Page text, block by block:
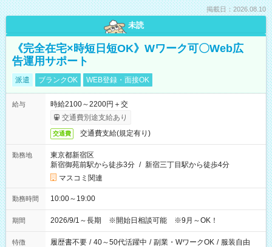
掲載日：2026.08.10
未読
《完全在宅×時短日短OK》Wワーク可〇Web広
告運用サポート
派遣 ブランクOK WEB登録・面接OK
給与
時給2100～2200円＋交
交通費別途支給あり
交通費 交通費支給(規定有り)
勤務地
東京都新宿区
新宿御苑前駅から徒歩3分 / 新宿三丁目駅から徒歩4分
マスコミ関連
勤務時間 10:00～19:00
期間 2026/9/1～長期 ※開始日相談可能 ※9月～OK！
特徴 履歴書不要 / 40～50代活躍中 / 副業・WワークOK / 服装自由